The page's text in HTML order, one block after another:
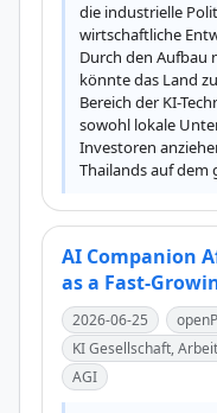
die industrielle
wirtschaftliche
Durch den Aufbau
könnte das Land
Bereich der KI-
sowohl lokale
Investoren
Thailands auf dem
AI Companion
as a Fast-
2026-06-25
KI Gesellschaft,
AGI